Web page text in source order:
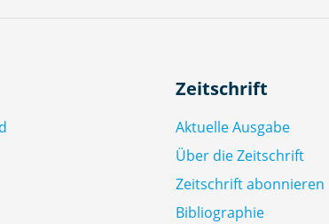
Zeitschrift
Aktuelle Ausgabe
Über die Zeitschrift
Zeitschrift abonnieren
Bibliographie